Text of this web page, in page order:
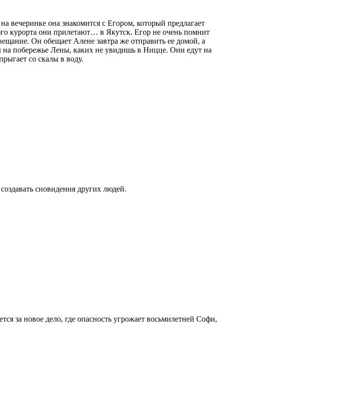
она знакомится с Егором, который предлагает
курорта они прилетают… в Якутск. Егор не очень помнит
Он обещает Алене завтра же отправить ее домой, а
на побережье Лены, каких не увидишь в Ницце. Они едут на
со скалы в воду.
сновидения других людей.
за новое дело, где опасность угрожает восьмилетней Софи,